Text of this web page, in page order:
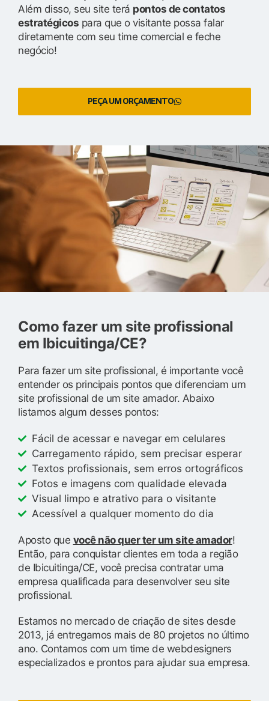
Além disso, seu site terá pontos de contatos
estratégicos para que o visitante possa falar
diretamente com seu time comercial e feche
negócio!
PEÇA UM ORÇAMENTO
Como fazer um site profissional
em Ibicuitinga/CE?
Para fazer um site profissional, é importante você
entender os principais pontos que diferenciam um
site profissional de um site amador. Abaixo
listamos algum desses pontos:
Fácil de acessar e navegar em celulares
Carregamento rápido, sem precisar esperar
Textos profissionais, sem erros ortográficos
Fotos e imagens com qualidade elevada
Visual limpo e atrativo para o visitante
Acessível a qualquer momento do dia
Aposto que você não quer ter um site amador!
Então, para conquistar clientes em toda a região
de Ibicuitinga/CE, você precisa contratar uma
empresa qualificada para desenvolver seu site
profissional.
Estamos no mercado de criação de sites desde
2013, já entregamos mais de 80 projetos no último
ano. Contamos com um time de webdesigners
especializados e prontos para ajudar sua empresa.